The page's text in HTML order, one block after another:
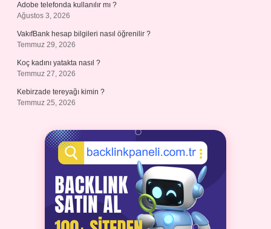
Adobe telefonda kullanılır mı ?
Ağustos 3, 2026
VakıfBank hesap bilgileri nasıl öğrenilir ?
Temmuz 29, 2026
Koç kadını yatakta nasıl ?
Temmuz 27, 2026
Kebirzade tereyağı kimin ?
Temmuz 25, 2026